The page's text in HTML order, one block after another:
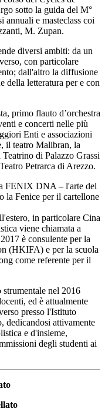
sotto la guida del M°
e masteclass coi
M. Zupan.
diversi ambiti: da un
con particolare
dall'altro la diffusione
della letteratura per e con
primo flauto d’orchestra
e concerti nelle più
Enti e associazioni
il teatro Malibran, la
di Palazzo Grassi
Petrarca di Arezzo.
FENIX DNA – l'arte del
la Fenice per il cartellone
in particolare Cina
viene chiamata a
è consulente per la
(HKIFA) e per la scuola
come referente per il
strumentale nel 2016
ed è attualmente
presso l'Istituto
dedicandosi attivamente
e d'insieme,
degli studenti ai